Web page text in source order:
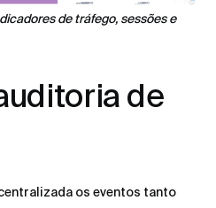
de tráfego, sessões e
de
os eventos tanto